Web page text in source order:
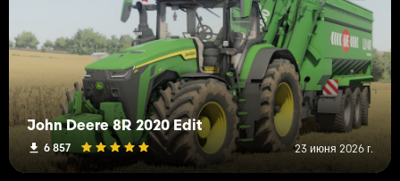
John Deere 8R 2020 Edit
6 857 23 июня 2026 г.